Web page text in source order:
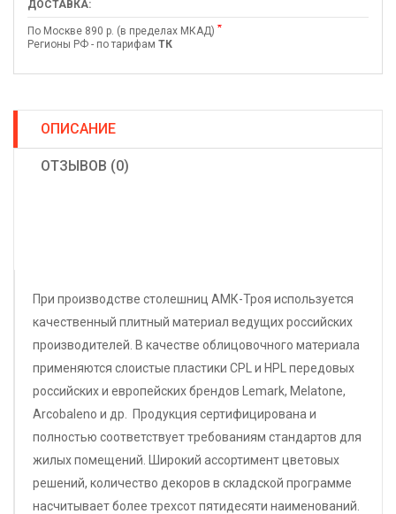
ДОСТАВКА:
По Москве 890 р. (в пределах МКАД) *
Регионы РФ - по тарифам ТК
ОПИСАНИЕ
ОТЗЫВОВ (0)
При производстве столешниц АМК-Троя используется
качественный плитный материал ведущих российских
производителей. В качестве облицовочного материала
применяются слоистые пластики CPL и HPL передовых
российских и европейских брендов Lemark, Melatone,
Arcobaleno и др. Продукция сертифицирована и
полностью соответствует требованиям стандартов для
жилых помещений. Широкий ассортимент цветовых
решений, количество декоров в складской программе
насчитывает более трехсот пятидесяти наименований.